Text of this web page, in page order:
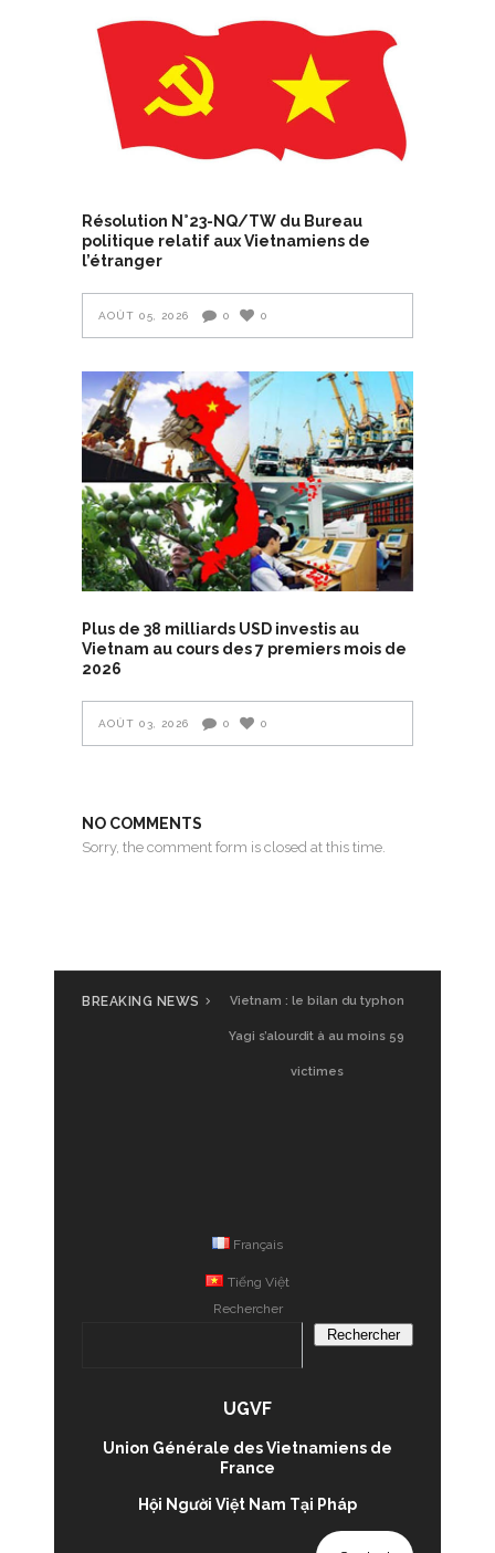
Résolution N°23-NQ/TW du Bureau
politique relatif aux Vietnamiens de
l’étranger
AOÛT 05, 2026 0 0
Plus de 38 milliards USD investis au
Vietnam au cours des 7 premiers mois de
2026
AOÛT 03, 2026 0 0
NO COMMENTS
Sorry, the comment form is closed at this time.
BREAKING NEWS Vietnam : le bilan du typhon
Yagi s’alourdit à au moins 59
victimes
Français
Tiếng Việt
Rechercher
Rechercher
UGVF
Union Générale des Vietnamiens de
France
Hội Người Việt Nam Tại Pháp